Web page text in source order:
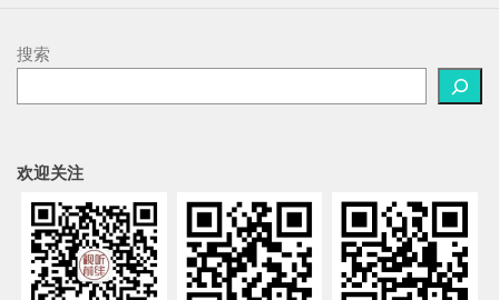
搜索
欢迎关注